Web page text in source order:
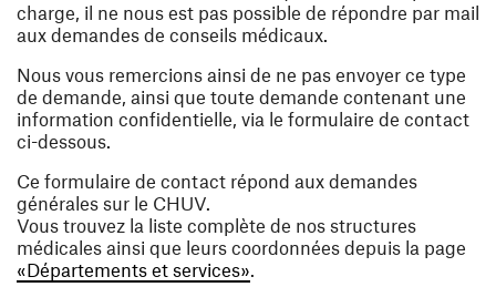
charge, il ne nous est pas possible de répondre par mail
aux demandes de conseils médicaux.
Nous vous remercions ainsi de ne pas envoyer ce type
de demande, ainsi que toute demande contenant une
information confidentielle, via le formulaire de contact
ci-dessous.
Ce formulaire de contact répond aux demandes
générales sur le CHUV.
Vous trouvez la liste complète de nos structures
médicales ainsi que leurs coordonnées depuis la page
«Départements et services».